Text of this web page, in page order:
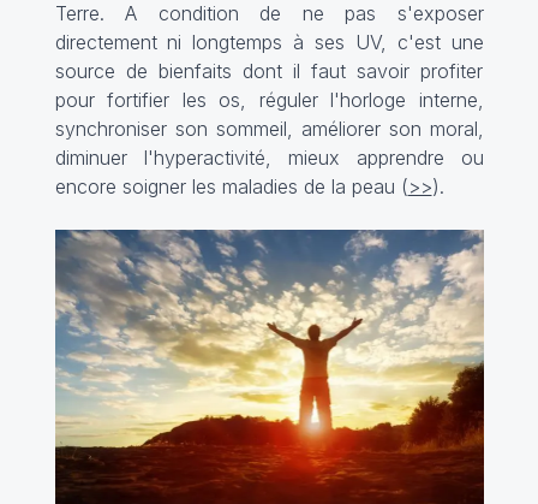
Terre. A condition de ne pas s'exposer
directement ni longtemps à ses UV, c'est une
source de bienfaits dont il faut savoir profiter
pour fortifier les os, réguler l'horloge interne,
synchroniser son sommeil, améliorer son moral,
diminuer l'hyperactivité, mieux apprendre ou
encore soigner les maladies de la peau (>>).